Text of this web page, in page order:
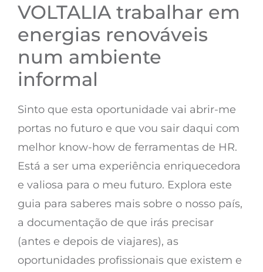
VOLTALIA trabalhar em
energias renováveis
num ambiente
informal
Sinto que esta oportunidade vai abrir-me
portas no futuro e que vou sair daqui com
melhor know-how de ferramentas de HR.
Está a ser uma experiência enriquecedora
e valiosa para o meu futuro. Explora este
guia para saberes mais sobre o nosso país,
a documentação de que irás precisar
(antes e depois de viajares), as
oportunidades profissionais que existem e